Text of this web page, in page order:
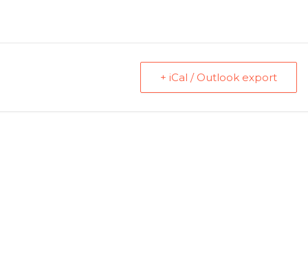
+ iCal / Outlook export